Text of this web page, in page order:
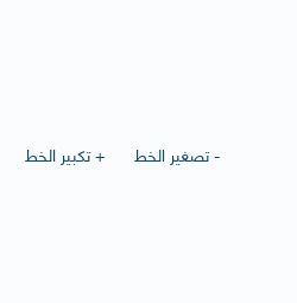
+ تكبير الخط
- تصغير الخط